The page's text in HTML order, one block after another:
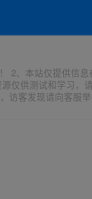
2、本站仅提供信
仅供测试和学习
访客发现请向客服